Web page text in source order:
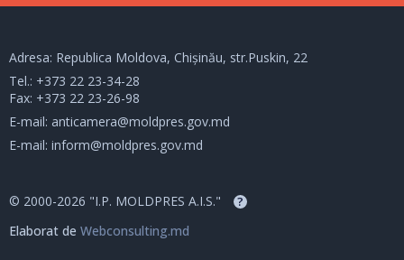
Adresa: Republica Moldova, Chișinău, str.Puskin, 22
Tel.: +373 22 23-34-28
Fax: +373 22 23-26-98
E-mail: anticamera@moldpres.gov.md
E-mail: inform@moldpres.gov.md
© 2000-2026 "I.P. MOLDPRES A.I.S." ?
Elaborat de Webconsulting.md